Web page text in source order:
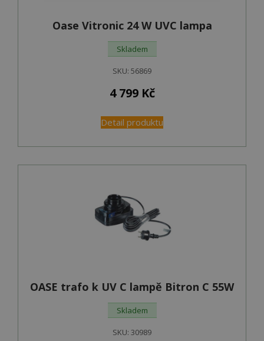
Oase Vitronic 24 W UVC lampa
Skladem
SKU: 56869
4 799 Kč
Detail produktu
OASE trafo k UV C lampě Bitron C 55W
Skladem
SKU: 30989